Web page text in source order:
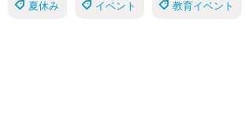
夏休み イベント 教育イベント